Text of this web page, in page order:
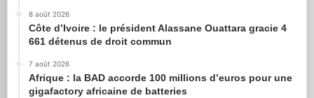
8 août 2026
Côte d’Ivoire : le président Alassane Ouattara gracie 4
661 détenus de droit commun
7 août 2026
Afrique : la BAD accorde 100 millions d’euros pour une
gigafactory africaine de batteries